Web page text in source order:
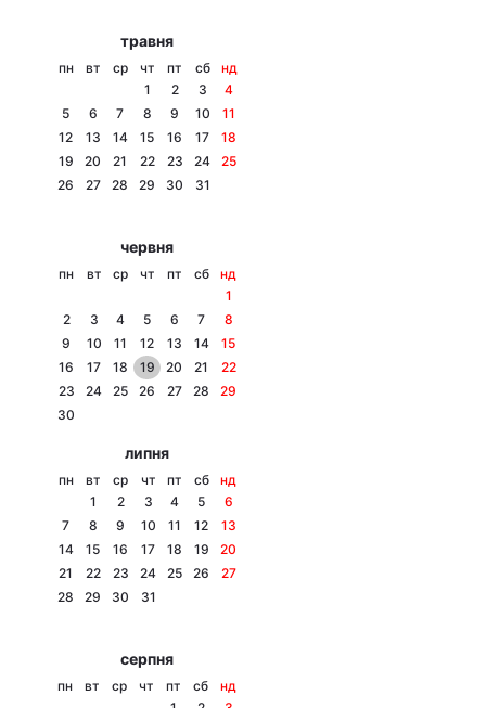
Економіка
Спорт
Техно і зв'язок
Цікавинки
Екологія
Лонгріди
Інтерв'ю
Архів
травня
пн вт ср чт пт сб
нд
1
2 3
4
5
6 7 8 9 10
11
12
13 14 15 16 17
18
19
20 21 22 23 24
25
26
27 28 29 30 31
червня
пн вт ср чт пт сб
нд
1
2
3 4 5 6 7
8
9
10 11 12 13 14
15
16
17 18 19 20 21
22
23
24 25 26 27 28
29
30
липня
пн вт ср чт пт сб
нд
1
2 3 4 5
6
7
8 9 10 11 12
13
14
15 16 17 18 19
20
21
22 23 24 25 26
27
28
29 30 31
серпня
пн вт ср чт пт сб
нд